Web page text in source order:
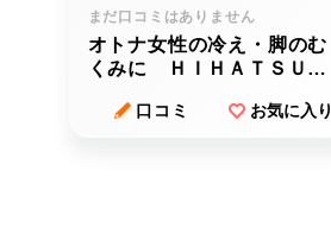
まだ口コミはありません
オトナ女性の冷え・脚のむ
くみに ＨＩＨＡＴＳＵ
口コミ お気に入り